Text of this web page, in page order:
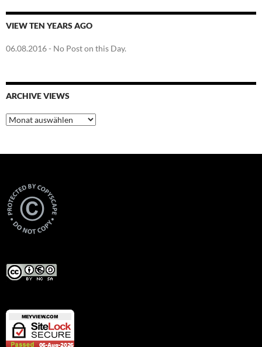
VIEW TEN YEARS AGO
06.08.2016- No Post on this Day.
ARCHIVE VIEWS
Archive
Views